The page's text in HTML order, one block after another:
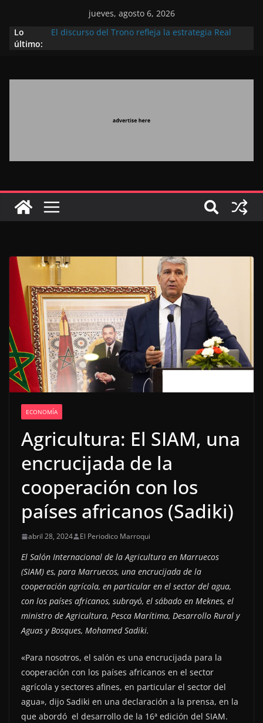
jueves, agosto 6, 2026
Lo
último:
El discurso del Trono refleja la estrategia Real
El Discurso Real, un mensaje portador de
recepción con motivo de la gloriosa Fiesta del
llegada masiva de marroquíes residentes en el
inversores internacionales en el potencial de
Marruecos gracias a una visión estratégica
(experto chino)
ECONOMÍA
Agricultura: El SIAM, una
encrucijada de la
cooperación con los
países africanos (Sadiki)
abril 28, 2024 El Periodico Marroqui
El Salón Internacional de la Agricultura en Marruecos
(SIAM) es, para Marruecos, una encrucijada de la
cooperación agrícola, en particular en el sector del agua,
con los países africanos, subrayó, el sábado en Meknes, el
ministro de Agricultura, Pesca Marítima, Desarrollo Rural y
Aguas y Bosques, Mohamed Sadiki.
«Para nosotros, el salón es una encrucijada para la
cooperación con los países africanos en el sector
agrícola y sectores afines, en particular el sector del
agua», dijo Sadiki en una declaración a la prensa, en la
que abordó el desarrollo de la 16ª edición del SIAM.